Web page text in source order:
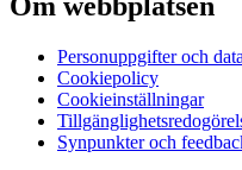
Personuppgifter och
Cookiepolicy
Cookieinställningar
Synpunkter och